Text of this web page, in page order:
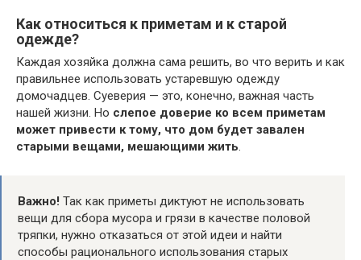
Как относиться к приметам и к старой
одежде?
Каждая хозяйка должна сама решить, во что верить и как
правильнее использовать устаревшую одежду
домочадцев. Суеверия — это, конечно, важная часть
нашей жизни. Но слепое доверие ко всем приметам
может привести к тому, что дом будет завален
старыми вещами, мешающими жить.
Важно! Так как приметы диктуют не использовать
вещи для сбора мусора и грязи в качестве половой
тряпки, нужно отказаться от этой идеи и найти
способы рационального использования старых